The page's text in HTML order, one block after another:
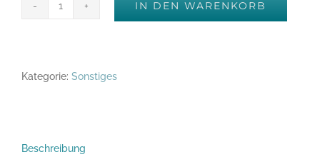
IN DEN WARENKORB
Kategorie: Sonstiges
Beschreibung